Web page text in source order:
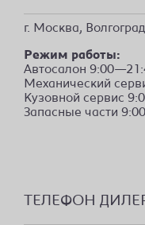
г. Москва,
Режим работы:
Автосалон
Механический
Кузовной сервис
Запасные части
ТЕЛЕФОН